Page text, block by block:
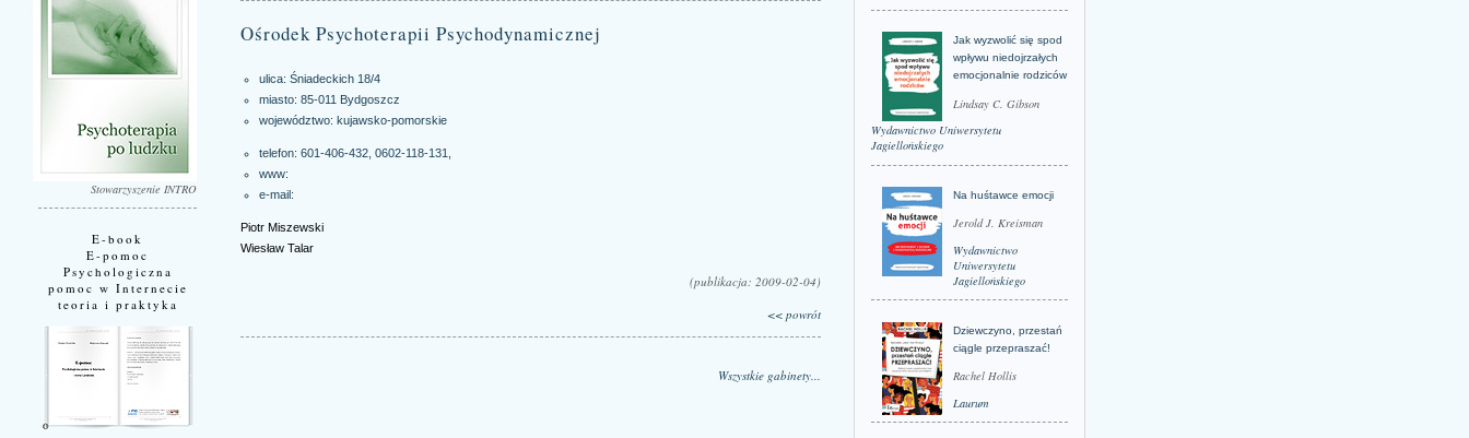
Stowarzyszenie INTRO
E-book
E-pomoc
Psychologiczna
pomoc w Internecie
teoria i praktyka
Ośrodek Psychoterapii Psychodynamicznej
ulica: Śniadeckich 18/4
miasto: 85-011 Bydgoszcz
województwo: kujawsko-pomorskie
telefon: 601-406-432, 0602-118-131,
www:
e-mail:
Piotr Miszewski
Wiesław Talar
(publikacja: 2009-02-04)
<< powrót
Wszystkie gabinety...
Jak wyzwolić się spod
wpływu niedojrzałych
emocjonalnie rodziców
Lindsay C. Gibson
Wydawnictwo Uniwersytetu
Jagiellońskiego
Na huśtawce emocji
Jerold J. Kreisman
Wydawnictwo
Uniwersytetu
Jagiellońskiego
Dziewczyno, przestań
ciągle przepraszać!
Rachel Hollis
Laurum